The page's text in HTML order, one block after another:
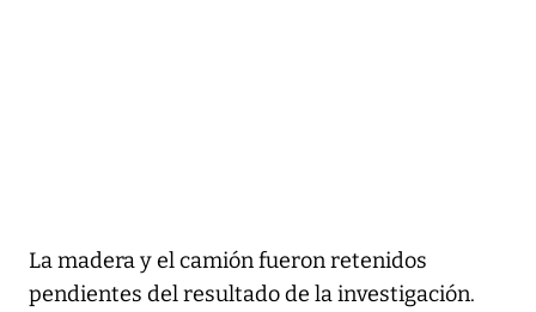
La madera y el camión fueron retenidos
pendientes del resultado de la investigación.